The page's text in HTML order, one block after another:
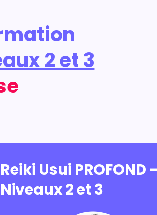
2 et 3
Reiki Usui PROFOND -
Niveaux 2 et 3